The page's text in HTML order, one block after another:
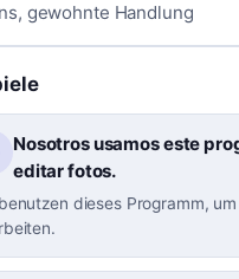
gewohnte Handlung
Nosotros usamos este
editar fotos.
dieses Programm, um